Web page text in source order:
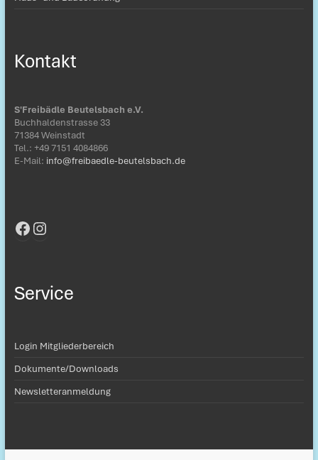
Kontakt
S'Freibädle Beutelsbach e.V.
Buchhaldenstrasse 33
71384 Weinstadt
Tel.: ‭+49 7151 4084866‬
E-Mail: info@freibaedle-beutelsbach.de
Facebook
Instagram
Service
Login Mitgliederbereich
Dokumente/Downloads
Newsletteranmeldung